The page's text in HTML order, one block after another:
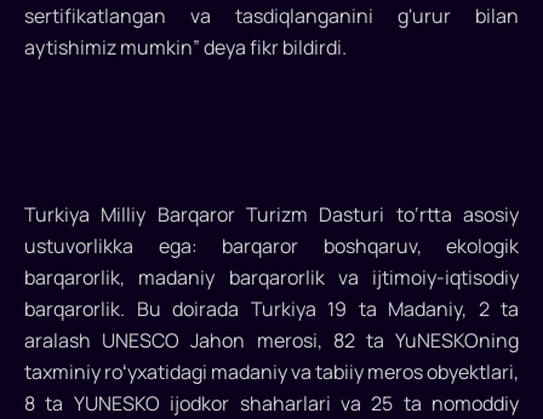
sertifikatlangan va tasdiqlanganini g'urur bilan
aytishimiz mumkin” deya fikr bildirdi.
Turkiya Milliy Barqaror Turizm Dasturi to‘rtta asosiy
ustuvorlikka ega: barqaror boshqaruv, ekologik
barqarorlik, madaniy barqarorlik va ijtimoiy-iqtisodiy
barqarorlik. Bu doirada Turkiya 19 ta Madaniy, 2 ta
aralash UNESCO Jahon merosi, 82 ta YuNESKOning
taxminiy roʻyxatidagi madaniy va tabiiy meros obyektlari,
8 ta YUNESKO ijodkor shaharlari va 25 ta nomoddiy